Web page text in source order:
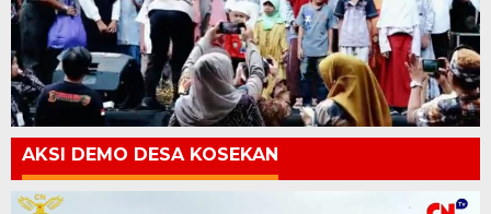
AKSI DEMO DESA KOSEKAN